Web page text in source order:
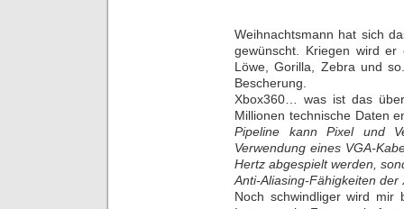
Weihnachtsmann hat sich
gewünscht. Kriegen wird
Löwe, Gorilla, Zebra und
Bescherung.
Xbox360… was ist das
Millionen technische Daten
Pipeline kann Pixel und
Verwendung eines VGA-
Hertz abgespielt werden,
Anti-Aliasing-Fähigkeiten der
Noch schwindliger wird mir